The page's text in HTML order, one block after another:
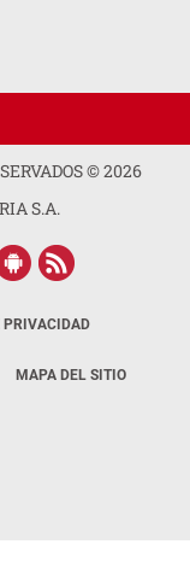
©2026
S.A.
PRIVACIDAD
MAPA DEL SITIO